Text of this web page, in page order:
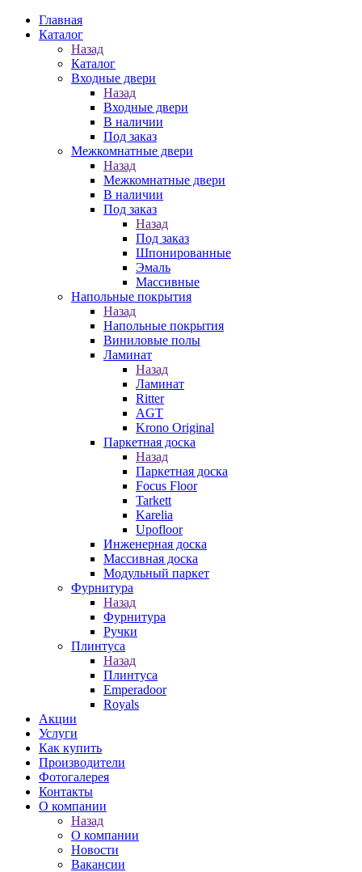
Главная
Каталог
Назад
Каталог
Входные двери
Назад
Входные двери
В наличии
Под заказ
Межкомнатные двери
Назад
Межкомнатные двери
В наличии
Под заказ
Назад
Под заказ
Шпонированные
Эмаль
Массивные
Напольные покрытия
Назад
Напольные покрытия
Виниловые полы
Ламинат
Назад
Ламинат
Ritter
AGT
Krono Original
Паркетная доска
Назад
Паркетная доска
Focus Floor
Tarkett
Karelia
Upofloor
Инженерная доска
Массивная доска
Модульный паркет
Фурнитура
Назад
Фурнитура
Ручки
Плинтуса
Назад
Плинтуса
Emperadoor
Royals
Акции
Услуги
Как купить
Производители
Фотогалерея
Контакты
О компании
Назад
О компании
Новости
Вакансии